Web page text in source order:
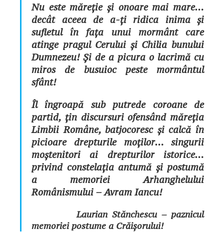
Nu este măreție și onoare mai mare…
decât aceea de a-ți ridica inima și
sufletul în fața unui mormânt care
atinge pragul Cerului și Chilia bunului
Dumnezeu! Și de a picura o lacrimă cu
miros de busuioc peste mormântul
sfânt!
Îl îngroapă sub putrede coroane de
partid, țin discursuri ofensând măreția
Limbii Române, batjocoresc și calcă în
picioare drepturile moților… singurii
moștenitori ai drepturilor istorice…
privind constelația antumă și postumă
a memoriei Arhanghelului
Românismului – Avram Iancu!
Laurian Stănchescu – paznicul
memoriei postume a Crăișorului!